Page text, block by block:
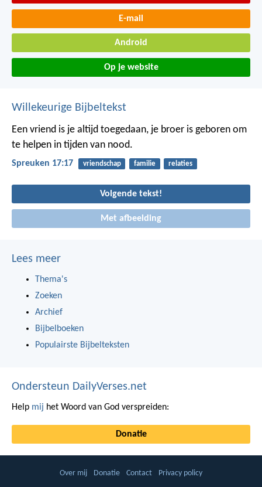
E-mail
Android
Op je website
Willekeurige Bijbeltekst
Een vriend is je altijd toegedaan, je broer is geboren om
te helpen in tijden van nood.
Spreuken 17:17 vriendschap familie relaties
Volgende tekst!
Met afbeelding
Lees meer
Thema's
Zoeken
Archief
Bijbelboeken
Populairste Bijbelteksten
Ondersteun DailyVerses.net
Help mij het Woord van God verspreiden:
Donatie
Over mij Donatie Contact Privacy policy